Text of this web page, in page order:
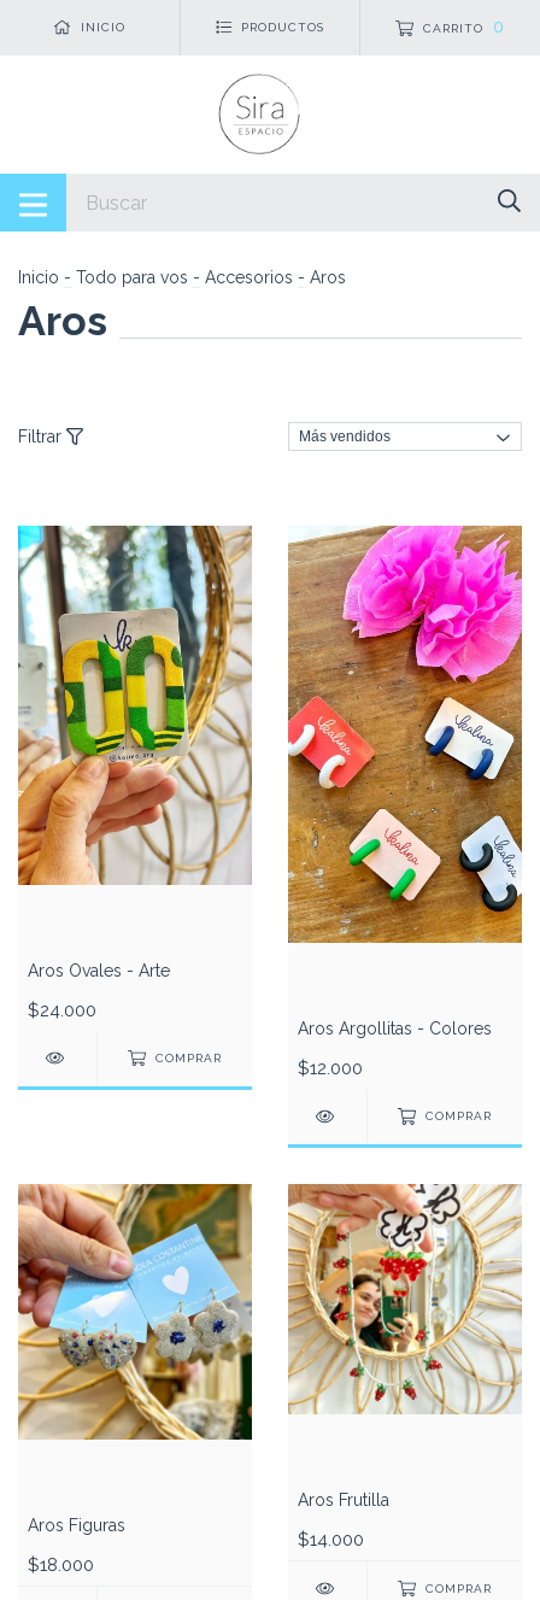
INICIO PRODUCTOS CARRITO 0
Inicio - Todo para vos - Accesorios - Aros
Aros
Filtrar
Aros Ovales - Arte
$24.000
COMPRAR
Aros Argollitas - Colores
$12.000
COMPRAR
Aros Figuras
$18.000
Aros Frutilla
$14.000
COMPRAR